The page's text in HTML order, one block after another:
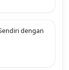
dengan